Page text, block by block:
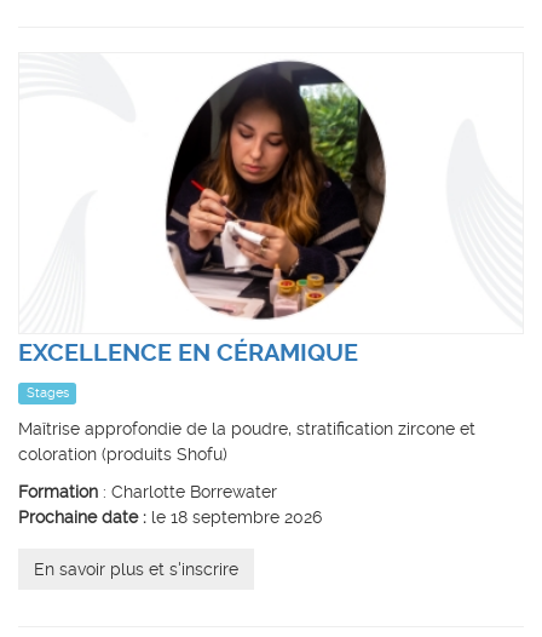
EXCELLENCE EN CÉRAMIQUE
Stages
Maîtrise approfondie de la poudre, stratification zircone et
coloration (produits Shofu)
Formation : Charlotte Borrewater
Prochaine date : le 18 septembre 2026
En savoir plus et s'inscrire